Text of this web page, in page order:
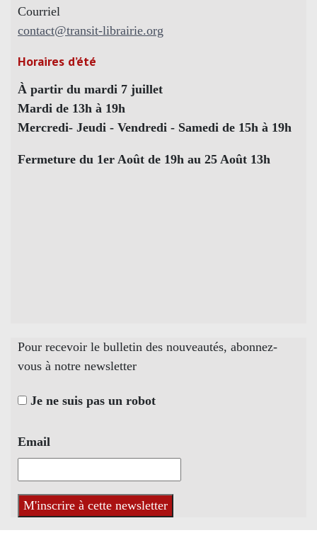
Courriel
contact@transit-librairie.org
Horaires d’été
À partir du mardi 7 juillet
Mardi de 13h à 19h
Mercredi- Jeudi - Vendredi - Samedi de 15h à 19h
Fermeture du 1er Août de 19h au 25 Août 13h
Pour recevoir le bulletin des nouveautés, abonnez-
vous à notre newsletter
Je ne suis pas un robot
Email